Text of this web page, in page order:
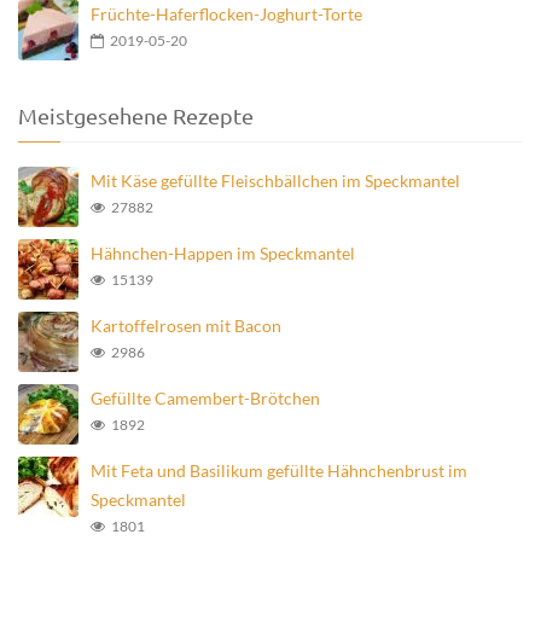
Früchte-Haferflocken-Joghurt-Torte
2019-05-20
Meistgesehene Rezepte
Mit Käse gefüllte Fleischbällchen im Speckmantel
27882
Hähnchen-Happen im Speckmantel
15139
Kartoffelrosen mit Bacon
2986
Gefüllte Camembert-Brötchen
1892
Mit Feta und Basilikum gefüllte Hähnchenbrust im
Speckmantel
1801